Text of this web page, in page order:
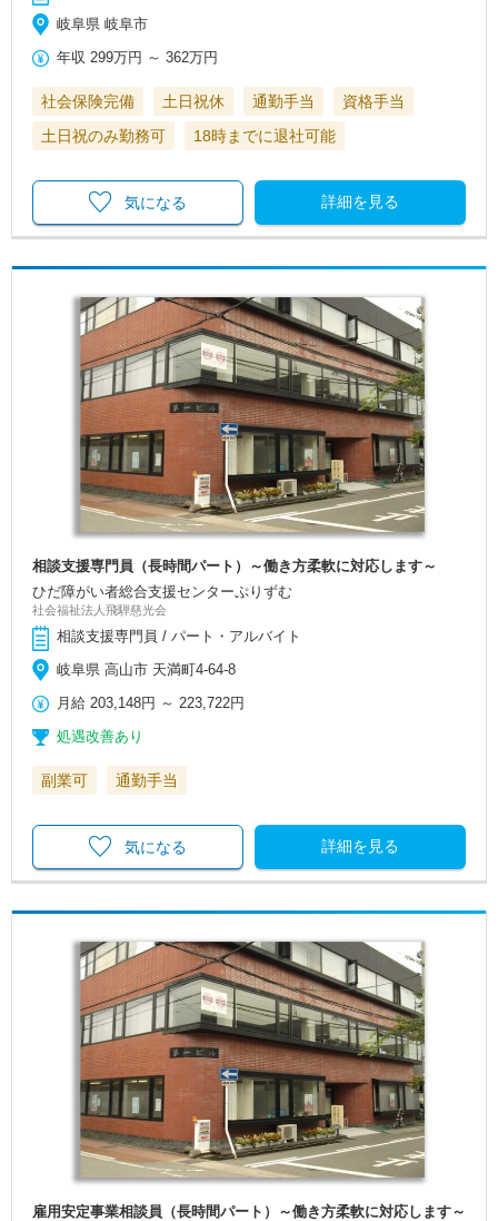
岐阜県 岐阜市
年収 299万円 ～362万円
社会保険完備 土日祝休 通勤手当
資格手当
土日祝のみ勤務可
18時までに退社可能
詳細を見る
気になる
相談支援専門員（長時間パート）～働き方柔軟に対応します～
ひだ障がい者総合支援センターぷりずむ
社会福祉法人飛騨慈光会
相談支援専門員 / パート・アルバイト
岐阜県 高山市 天満町4-64-8
月給 203,148円 ～223,722円
処遇改善あり
副業可 通勤手当
詳細を見る
気になる
雇用安定事業相談員（長時間パート）～働き方柔軟に対応します～